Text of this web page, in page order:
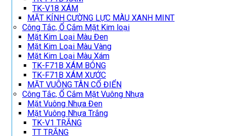
TK-V18 XÁM
MẶT KÍNH CƯỜNG LỰC MÀU XANH MINT
Công Tắc, Ổ Cắm Mặt Kim loại
Mặt Kim Loại Màu Đen
Mặt Kim Loại Màu Vàng
Mặt Kim Loại Màu Xám
TK-F71B XÁM BÓNG
TK-F71B XÁM XƯỚC
MẶT VUÔNG TÂN CỔ ĐIỂN
Công Tắc, Ổ Cắm Mặt Vuông Nhựa
Mặt Vuông Nhựa Đen
Mặt Vuông Nhựa Trắng
TK-V1 TRẮNG
TT TRẮNG